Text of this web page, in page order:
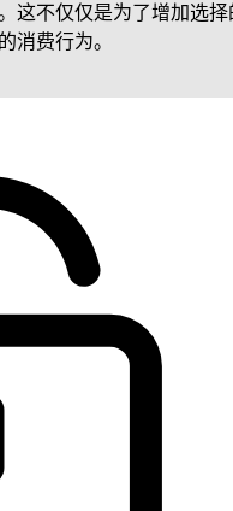
这不仅仅是为了增加选择
消费行为。